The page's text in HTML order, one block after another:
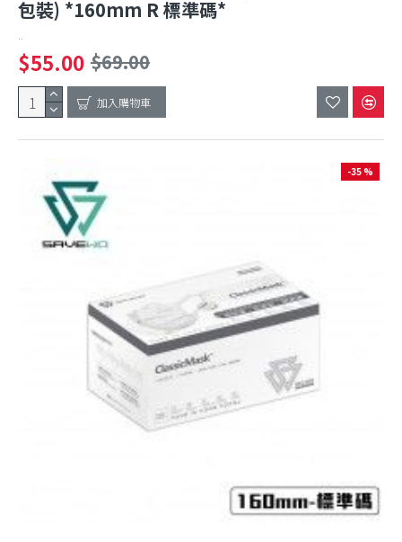
包裝) *160mm R 標準碼*
..
$55.00 $69.00
加入購物車
-35 %